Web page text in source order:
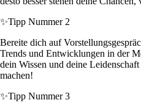
✨Tipp Nummer 2
Bereite dich auf
Trends und Entwicklungen in der
dein Wissen und deine
machen!
✨Tipp Nummer 3